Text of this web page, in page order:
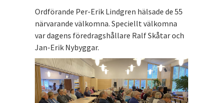
Ordförande Per-Erik Lindgren hälsade de 55
närvarande välkomna. Speciellt välkomna
var dagens föredragshållare Ralf Skåtar och
Jan-Erik Nybyggar.